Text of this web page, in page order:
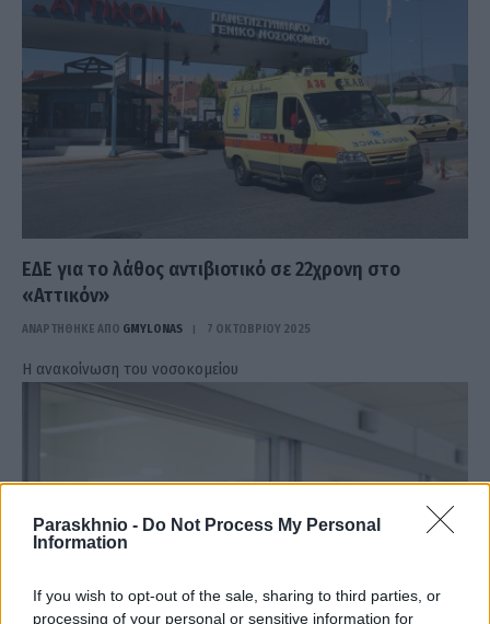
Paraskhnio - Do Not Process My Personal
Information
If you wish to opt-out of the sale, sharing to third parties, or
processing of your personal or sensitive information for
ΕΔΕ για το λάθος αντιβιοτικό σε 22χρονη στο
«Αττικόν»
ΑΝΑΡΤΗΘΗΚΕ ΑΠΟ GMYLONAS 7 ΟΚΤΩΒΡΊΟΥ 2025
Η ανακοίνωση του νοσοκομείου